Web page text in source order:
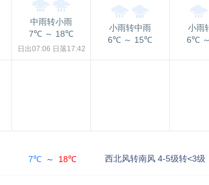
中雨转小雨
7℃ ～ 18℃
日出07:06 日落17:42
小雨转中雨
6℃ ～ 15℃
小雨
6℃ ～
7℃ ～ 18℃ 西北风转南风 4-5级转<3级